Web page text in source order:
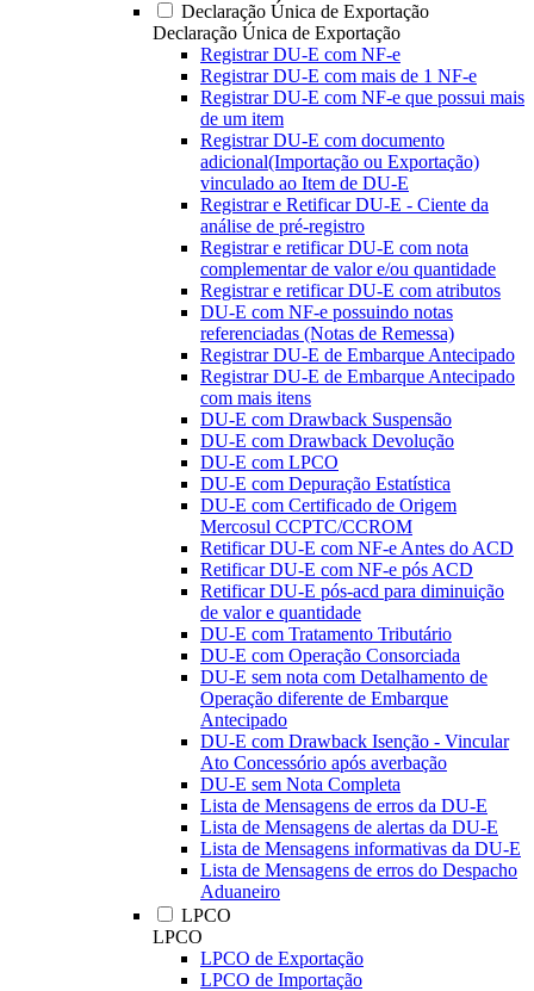
Declaração Única de Exportação
Declaração Única de Exportação
Registrar DU-E com NF-e
Registrar DU-E com mais de 1 NF-e
Registrar DU-E com NF-e que possui mais
de um item
Registrar DU-E com documento
adicional(Importação ou Exportação)
vinculado ao Item de DU-E
Registrar e Retificar DU-E - Ciente da
análise de pré-registro
Registrar e retificar DU-E com nota
complementar de valor e/ou quantidade
Registrar e retificar DU-E com atributos
DU-E com NF-e possuindo notas
referenciadas (Notas de Remessa)
Registrar DU-E de Embarque Antecipado
Registrar DU-E de Embarque Antecipado
com mais itens
DU-E com Drawback Suspensão
DU-E com Drawback Devolução
DU-E com LPCO
DU-E com Depuração Estatística
DU-E com Certificado de Origem
Mercosul CCPTC/CCROM
Retificar DU-E com NF-e Antes do ACD
Retificar DU-E com NF-e pós ACD
Retificar DU-E pós-acd para diminuição
de valor e quantidade
DU-E com Tratamento Tributário
DU-E com Operação Consorciada
DU-E sem nota com Detalhamento de
Operação diferente de Embarque
Antecipado
DU-E com Drawback Isenção - Vincular
Ato Concessório após averbação
DU-E sem Nota Completa
Lista de Mensagens de erros da DU-E
Lista de Mensagens de alertas da DU-E
Lista de Mensagens informativas da DU-E
Lista de Mensagens de erros do Despacho
Aduaneiro
LPCO
LPCO
LPCO de Exportação
LPCO de Importação